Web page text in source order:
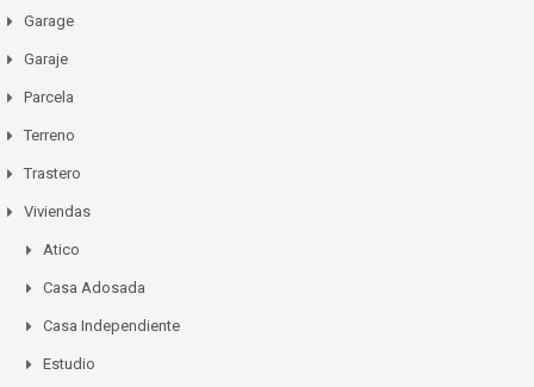
Garage
Garaje
Parcela
Terreno
Trastero
Viviendas
Atico
Casa Adosada
Casa Independiente
Estudio